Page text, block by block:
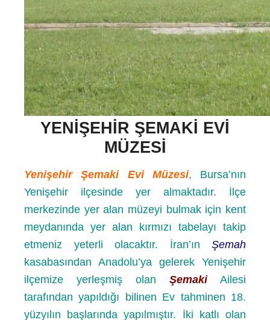
YENIŞEHIR ŞEMAKI EVI
MÜZESI
Yenişehir Şemaki Evi Müzesi, Bursa’nın
Yenişehir ilçesinde yer almaktadır. İlçe
merkezinde yer alan müzeyi bulmak için kent
meydanında yer alan kırmızı tabelayı takip
etmeniz yeterli olacaktır. İran’ın Şemah
kasabasından Anadolu’ya gelerek Yenişehir
ilçemize yerleşmiş olan ŞemakiAilesi
tarafından yapıldığı bilinen Ev tahminen 18.
yüzyılın başlarında yapılmıştır. İki katlı olan